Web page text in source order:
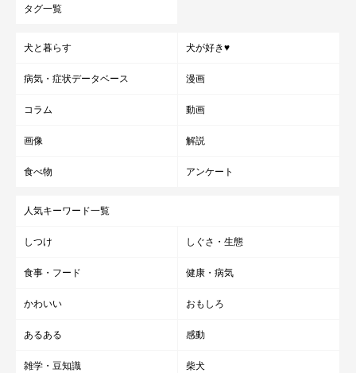
タグ一覧
犬と暮らす 犬が好き♥
病気・症状データベース 漫画
コラム 動画
画像 解説
食べ物 アンケート
人気キーワード一覧
しつけ しぐさ・生態
食事・フード 健康・病気
かわいい おもしろ
あるある 感動
雑学・豆知識 柴犬